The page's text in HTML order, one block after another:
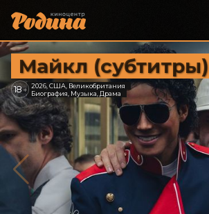
Майкл (субтитры)
18+ 2026, США, Великобритания
Биография, Музыка, Драма